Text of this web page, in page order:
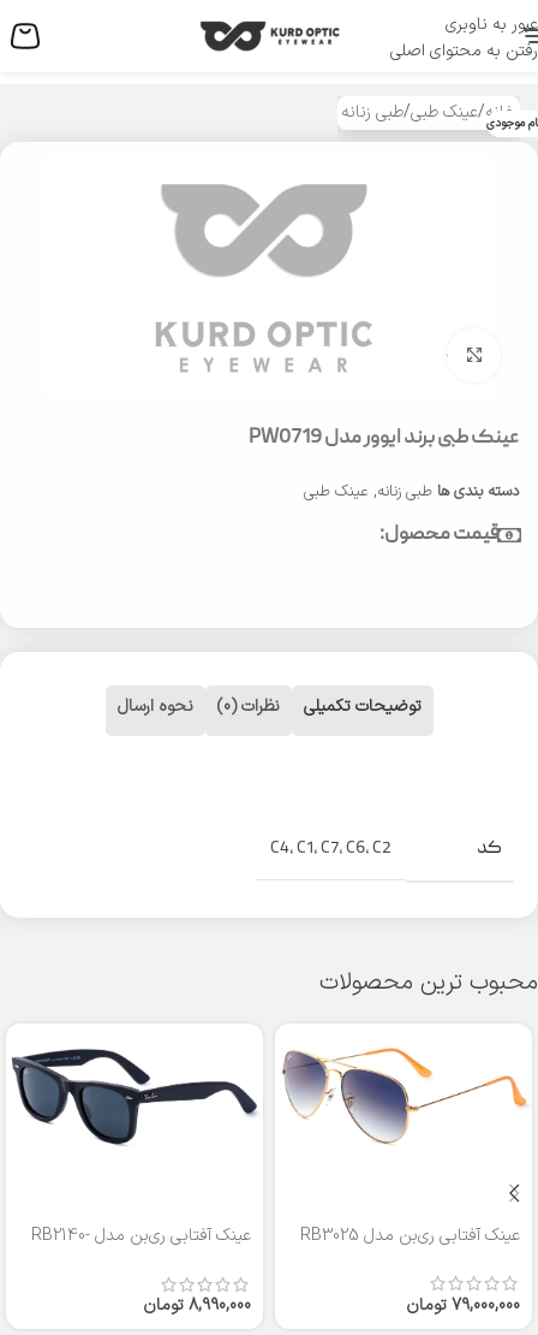
عبور به ناوبری
رفتن به محتوای اصلی
منو
خانه/عینک طبی/طبی زنانه موجودی
بزرگنمایی تصویر
عینک طبی برند ایوور مدل PW0719
دسته بندی ها طبی زنانه, عینک طبی
قیمت محصول:
توضیحات تکمیلی نظرات (0) نحوه ارسال
کد C4,C1,C7,C6,C2
محبوب ترین محصولات
عینک آفتابی ری‌بن مدل RB3025
79,000,000تومان
عینک آفتابی ری‌بن مدل RB2140-
8,990,000تومان